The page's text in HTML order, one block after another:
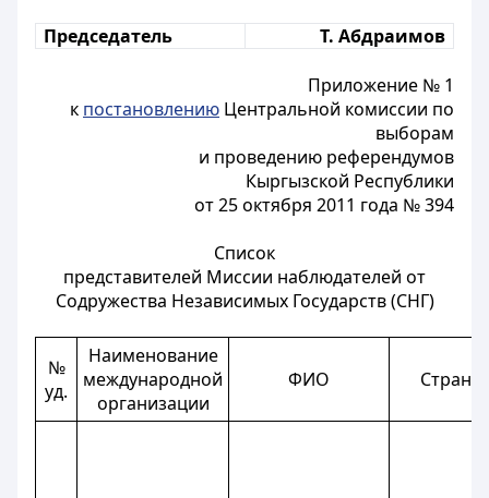
Председатель Т. Абдраимов
Приложение № 1
к постановлению Центральной комиссии по
выборам
и проведению референдумов
Кыргызской Республики
от 25 октября 2011 года № 394
Список
представителей Миссии наблюдателей от
Содружества Независимых Государств (СНГ)
№
уд.
Наименование
международной
организации
ФИО Страна